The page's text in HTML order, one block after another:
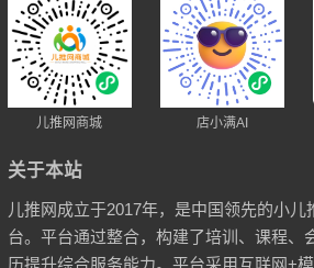
儿推网商城 店小满AI
关于本站
儿推网成立于2017年，是中国领先的小儿
台。平台通过整合，构建了培训、课程、
历提升综合服务能力。平台采用互联网+